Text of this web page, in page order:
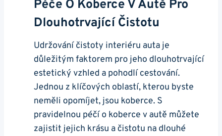
Péče O Koberce V Autě Pro
Dlouhotrvající Čistotu
Udržování čistoty interiéru auta je
důležitým faktorem pro jeho dlouhotrvající
‍estetický ‌vzhled ⁢a pohodlí⁤ cestování.‍
Jednou z klíčových oblastí, ‌kterou byste
neměli opomíjet, jsou koberce. S​
pravidelnou péčí o‍ koberce v autě ‍můžete
zajistit jejich krásu ‍a čistotu ‌na dlouhé